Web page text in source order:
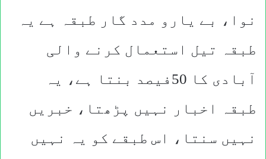
نوا، بے یارو مدد گار طبقہ ہے یہ
طبقہ تیل استعمال کرنے والی
آبادی کا 50فیصد بنتا ہے، یہ
طبقہ اخبار نہیں پڑھتا، خبریں
نہیں سنتا، اس طبقے کو یہ نہیں